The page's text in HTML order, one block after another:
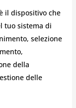
il dispositivo che
tuo sistema di
selezione
della
delle